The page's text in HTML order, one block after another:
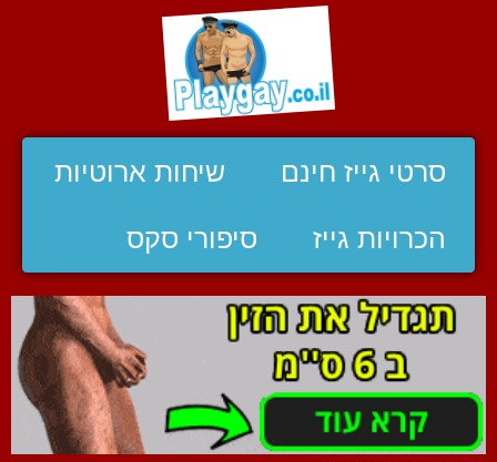
סרטי גייז חינם שיחות ארוטיות
הכרויות גייז סיפורי סקס